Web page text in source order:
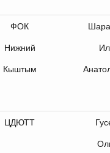
ФОК
Нижний
Кыштым
ЦДЮТТ